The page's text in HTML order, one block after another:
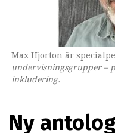
Max Hjorton är
undervisningsgrupper –
inkludering.
Omslaget till boken som
Ny